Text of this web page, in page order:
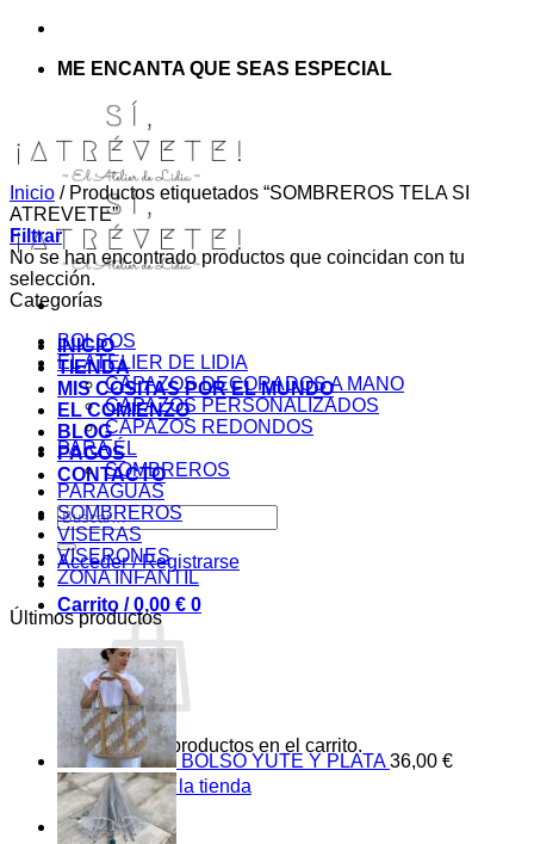
ME ENCANTA QUE SEAS ESPECIAL
INICIO
TIENDA
MIS COSITAS POR EL MUNDO
EL COMIENZO
BLOG
PAGOS
CONTACTO
Buscar
por:
Acceder / Registrarse
Carrito /0,00 € 0
No hay productos en el carrito.
Volver a la tienda
0
Inicio /Productos etiquetados “SOMBREROS TELA SI
ATREVETE”
Filtrar
No se han encontrado productos que coincidan con tu
selección.
Categorías
BOLSOS
EL ATELIER DE LIDIA
CAPAZOS DECORADOS A MANO
CAPAZOS PERSONALIZADOS
CAPAZOS REDONDOS
PARA ÉL
SOMBREROS
PARAGUAS
SOMBREROS
VISERAS
VISERONES
ZONA INFANTIL
Últimos productos
BOLSO YUTE Y PLATA 36,00 €